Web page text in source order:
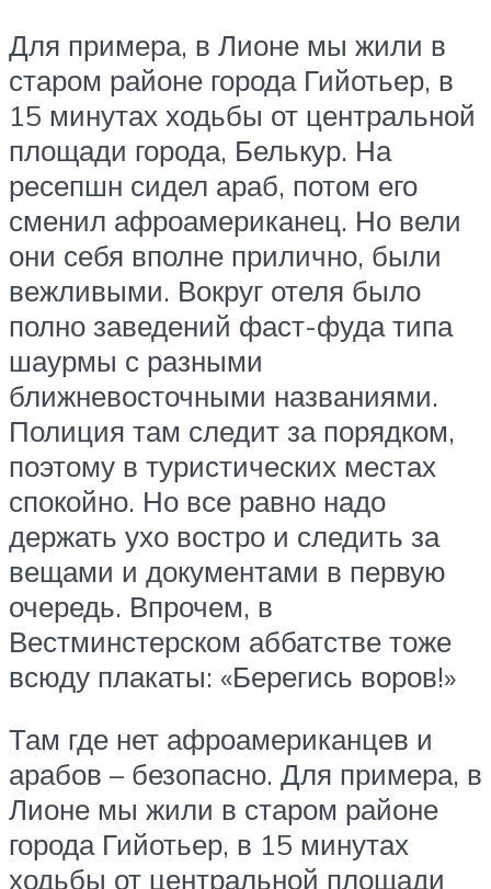
Для примера, в Лионе мы жили в
старом районе города Гийотьер, в
15 минутах ходьбы от центральной
площади города, Белькур. На
ресепшн сидел араб, потом его
сменил афроамериканец. Но вели
они себя вполне прилично, были
вежливыми. Вокруг отеля было
полно заведений фаст-фуда типа
шаурмы с разными
ближневосточными названиями.
Полиция там следит за порядком,
поэтому в туристических местах
спокойно. Но все равно надо
держать ухо востро и следить за
вещами и документами в первую
очередь. Впрочем, в
Вестминстерском аббатстве тоже
всюду плакаты: «Берегись воров!»
Там где нет афроамериканцев и
арабов – безопасно. Для примера, в
Лионе мы жили в старом районе
города Гийотьер, в 15 минутах
ходьбы от центральной площади